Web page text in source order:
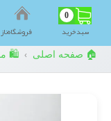
0
سبد‌خرید فروشگاه‌ناز
🏠 صفحه اصلی ›
🛍️